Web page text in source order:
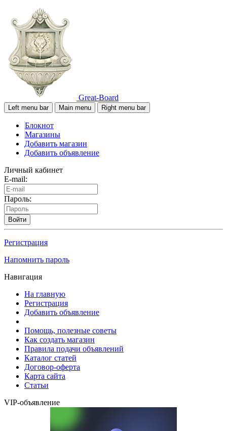
Great-Board
Left menu bar Main menu Right menu bar
Блокнот
Магазины
Добавить магазин
Добавить объявление
Личный кабинет
E-mail:
Пароль:
Войти
Регистрация
Напомнить пароль
Навигация
На главную
Регистрация
Добавить объявление
Помощь, полезные советы
Как создать магазин
Правила подачи объявлений
Каталог статей
Договор-оферта
Карта сайта
Статьи
VIP-объявление